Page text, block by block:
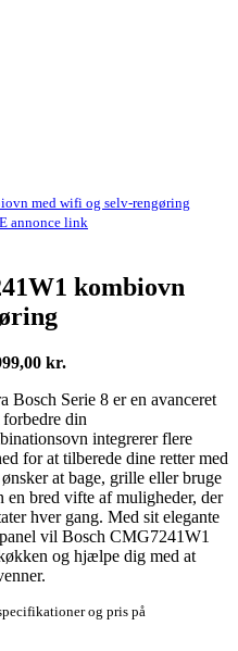
med wifi og selv-rengøring
annonce link
kombiovn
kr.
Serie 8 er en avanceret
din
integrerer flere
for at tilberede dine retter med
at bage, grille eller bruge
bred vifte af muligheder, der
hver gang. Med sit elegante
vil Bosch CMG7241W1
og hjælpe dig med at
og pris på